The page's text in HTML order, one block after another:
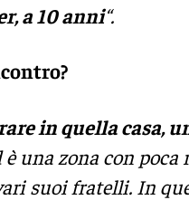
a 10 anni“.
in quella casa,
è una zona con poca
suoi fratelli. In